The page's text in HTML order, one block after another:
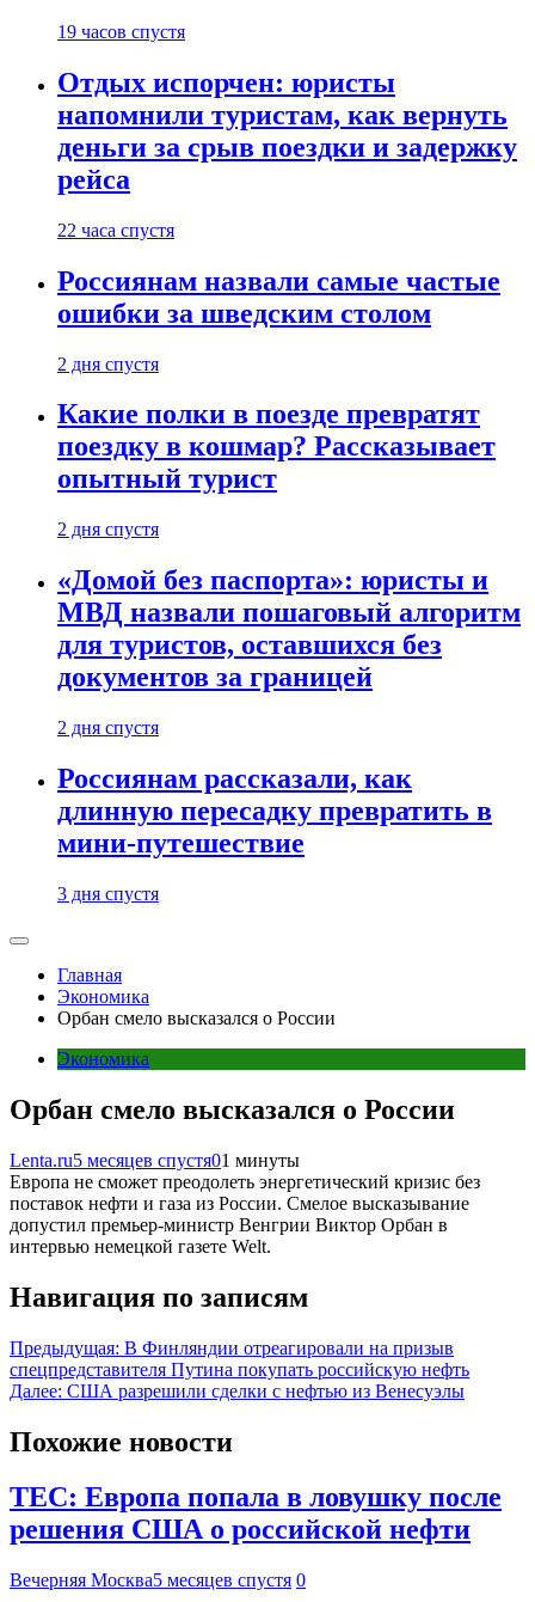
19 часов спустя
Отдых испорчен: юристы
напомнили туристам, как вернуть
деньги за срыв поездки и задержку
рейса
22 часа спустя
Россиянам назвали самые частые
ошибки за шведским столом
2 дня спустя
Какие полки в поезде превратят
поездку в кошмар? Рассказывает
опытный турист
2 дня спустя
«Домой без паспорта»: юристы и
МВД назвали пошаговый алгоритм
для туристов, оставшихся без
документов за границей
2 дня спустя
Россиянам рассказали, как
длинную пересадку превратить в
мини-путешествие
3 дня спустя
Главная
Экономика
Орбан смело высказался о России
Экономика
Орбан смело высказался о России
Lenta.ru5 месяцев спустя01 минуты
Европа не сможет преодолеть энергетический кризис без
поставок нефти и газа из России. Смелое высказывание
допустил премьер-министр Венгрии Виктор Орбан в
интервью немецкой газете Welt.
Навигация по записям
Предыдущая: В Финляндии отреагировали на призыв
спецпредставителя Путина покупать российскую нефть
Далее: США разрешили сделки с нефтью из Венесуэлы
Похожие новости
TEC: Европа попала в ловушку после
решения США о российской нефти
Вечерняя Москва5 месяцев спустя 0